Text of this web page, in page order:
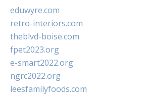
eduwyre.com
retro-interiors.com
theblvd-boise.com
fpet2023.org
e-smart2022.org
ngrc2022.org
leesfamilyfoods.com